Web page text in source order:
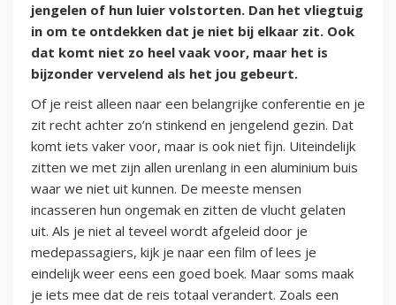
jengelen of hun luier volstorten. Dan het vliegtuig
in om te ontdekken dat je niet bij elkaar zit. Ook
dat komt niet zo heel vaak voor, maar het is
bijzonder vervelend als het jou gebeurt.
Of je reist alleen naar een belangrijke conferentie en je
zit recht achter zo’n stinkend en jengelend gezin. Dat
komt iets vaker voor, maar is ook niet fijn. Uiteindelijk
zitten we met zijn allen urenlang in een aluminium buis
waar we niet uit kunnen. De meeste mensen
incasseren hun ongemak en zitten de vlucht gelaten
uit. Als je niet al teveel wordt afgeleid door je
medepassagiers, kijk je naar een film of lees je
eindelijk weer eens een goed boek. Maar soms maak
je iets mee dat de reis totaal verandert. Zoals een